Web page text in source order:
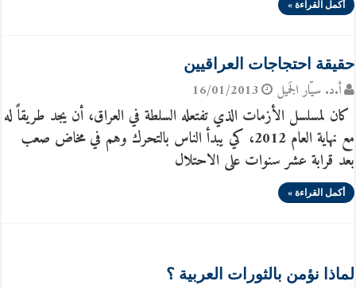
أكمل القراءة »
حقيقة احتجاجات العراقيين
أ.د. سيّار الجَميل 16/01/2013
كان لمسلسل الأزمات الذي تفتعله السلطة في العراق، أن يجد طريقاً له
مع نهاية العام 2012، كي يبدأ الناس بالتحرك وهم في مخاض صعب
بعد قرابة عشر سنوات على الاحتلال
أكمل القراءة »
لماذا نؤمن بالثورات العربية ؟